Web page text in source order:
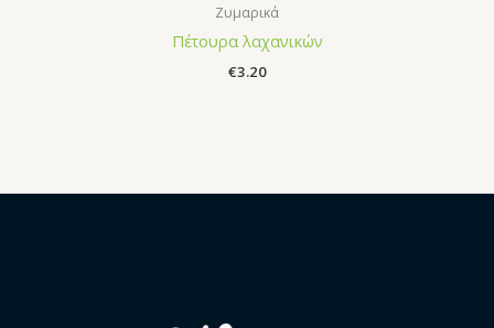
Ζυμαρικά
Πέτουρα λαχανικών
€3.20